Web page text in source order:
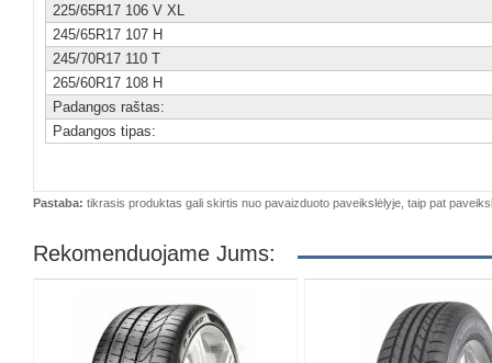
225/65R17 106 V XL
245/65R17 107 H
245/70R17 110 T
265/60R17 108 H
Padangos raštas:
Padangos tipas:
Pastaba: tikrasis produktas gali skirtis nuo pavaizduoto paveikslėlyje, taip pat
Rekomenduojame Jums: